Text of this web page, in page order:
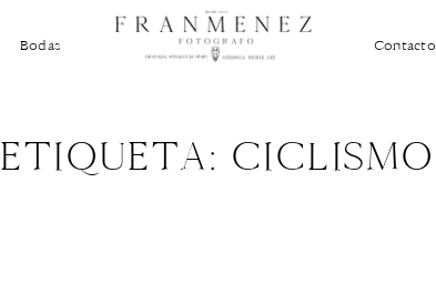
Bodas Contacto
ETIQUETA: CICLISMO